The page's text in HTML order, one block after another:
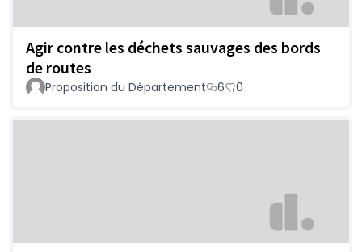
Agir contre les déchets sauvages des bords
de routes
Proposition du Département 6 0